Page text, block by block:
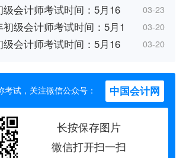
级会计师考试时间：5月16 03-23
级会计师考试时间：5月1 03-20
级会计师考试时间：5月16 03-20
试，关注微信公众号： 中国会计网
长按保存图片
微信打开扫一扫